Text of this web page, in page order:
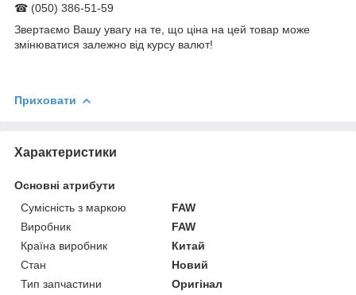
☎ (050) 386-51-59
Звертаємо Вашу увагу на те, що ціна на цей товар може
змінюватися залежно від курсу валют!
Приховати
Характеристики
Основні атрибути
Сумісність з маркою
FAW
Виробник
FAW
Країна виробник
Китай
Стан
Новий
Тип запчастини
Оригінал